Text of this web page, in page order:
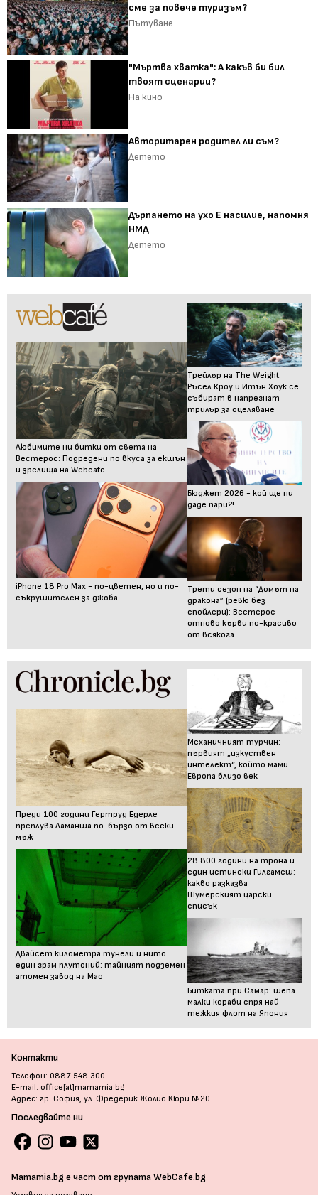
сме за повече туризъм?
Пътуване
"Мъртва хватка": А какъв би бил
твоят сценарии?
На кино
Авторитарен родител ли съм?
Детето
Дърпането на ухо Е насилие, напомня
НМД
Детето
Любимите ни битки от света на
Вестерос: Подредени по вкуса за екшън
и зрелища на Webcafe
iPhone 18 Pro Max - по-цветен, но и по-
съкрушителен за джоба
Трейлър на The Weight:
Ръсел Кроу и Итън Хоук се
събират в напрегнат
трилър за оцеляване
Бюджет 2026 - кой ще ни
даде пари?!
Трети сезон на “Домът на
дракона” (ревю без
спойлери): Вестерос
отново кърви по-красиво
от всякога
Преди 100 години Гертруд Едерле
преплува Ламанша по-бързо от всеки
мъж
Двайсет километра тунели и нито
един грам плутоний: тайният подземен
атомен завод на Мао
Механичният турчин:
първият „изкуствен
интелект“, който мами
Европа близо век
28 800 години на трона и
един истински Гилгамеш:
какво разказва
Шумерският царски
списък
Битката при Самар: шепа
малки кораби спря най-
тежкия флот на Япония
Контакти
Телефон: 0887 548 300
E-mail: office[at]mamamia.bg
Адрес: гр. София, ул. Фредерик Жолио Кюри №20
Последвайте ни
Mamamia.bg е част от групата WebCafe.bg